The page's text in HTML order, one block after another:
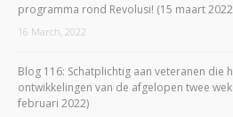
programma rond Revolusi! (15 maart
16 March, 2022
Blog 116: Schatplichtig aan veteranen die
ontwikkelingen van de afgelopen twee
februari 2022)